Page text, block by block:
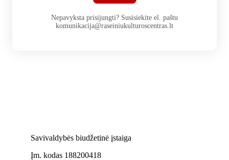
Savivaldybės biudžetinė įstaiga
Įm. kodas 188200418